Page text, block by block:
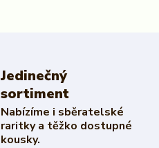
Jedinečný
sortiment
Nabízíme i sběratelské
raritky a těžko dostupné
kousky.